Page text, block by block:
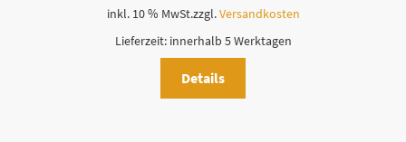
inkl. 10 % MwSt.zzgl.Versandkosten
Lieferzeit: innerhalb 5 Werktagen
Details